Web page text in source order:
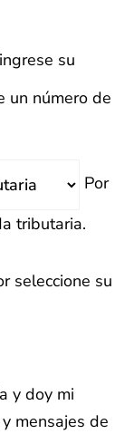
su
un número de
Por
tributaria.
seleccione su
y doy mi
mensajes de